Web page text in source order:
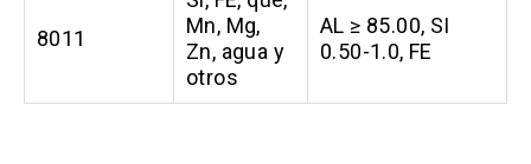
8011
Mn, Mg,
Zn, agua y
otros
AL ≥ 85.00, SI
0.50-1.0, FE